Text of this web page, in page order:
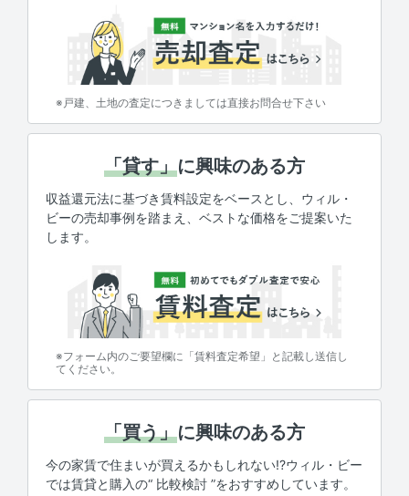
※戸建、土地の査定につきましては直接お問合せ下さい
「貸す」に興味のある方
収益還元法に基づき賃料設定をベースとし、ウィル・
ビーの売却事例を踏まえ、ベストな価格をご提案いた
します。
※フォーム内のご要望欄に「賃料査定希望」と記載し送信し
てください。
「買う」に興味のある方
今の家賃で住まいが買えるかもしれない!?ウィル・ビー
では賃貸と購入の“ 比較検討 ”をおすすめしています。